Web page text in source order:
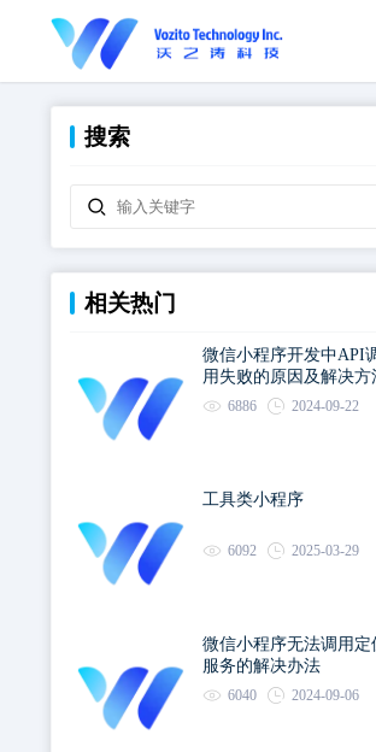
搜索
相关热门
微信小程序开发中API
用失败的原因及解决方
6886 2024-09-22
工具类小程序
6092 2025-03-29
微信小程序无法调用定
服务的解决办法
6040 2024-09-06